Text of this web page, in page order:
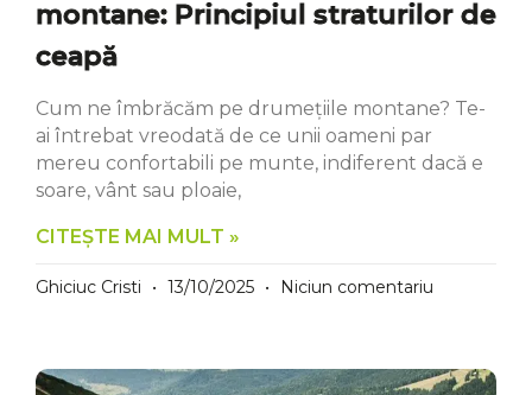
montane: Principiul straturilor de
ceapă
Cum ne îmbrăcăm pe drumețiile montane? Te-
ai întrebat vreodată de ce unii oameni par
mereu confortabili pe munte, indiferent dacă e
soare, vânt sau ploaie,
CITEȘTE MAI MULT »
Ghiciuc Cristi 13/10/2025 Niciun comentariu